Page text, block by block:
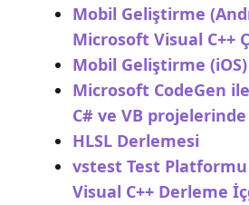
Mobil Geliştirme
Microsoft Visual C++
Mobil Geliştirme (iOS)
Microsoft CodeGen
C# ve VB
HLSL Derlemesi
vstest Test Platformu
Visual C++ Derleme